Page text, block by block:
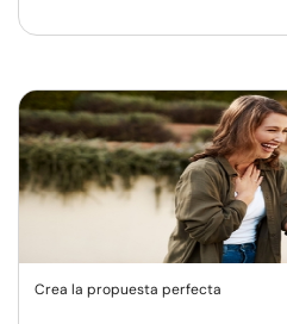
Crea la propuesta perfecta